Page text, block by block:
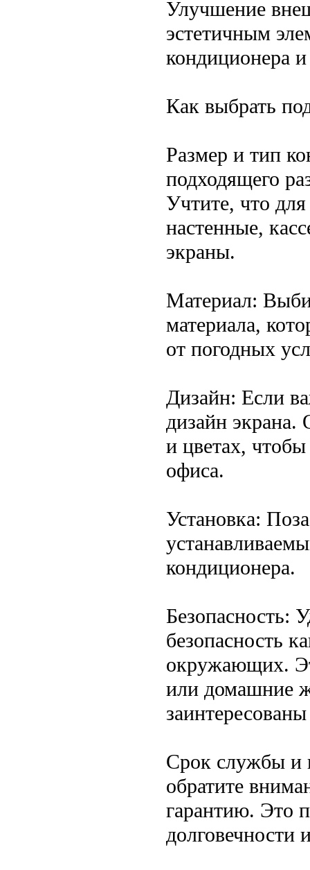
Улучшение
эстетичным
кондиционера
Как выбрать
Размер и тип
подходящего
Учтите, что
настенные,
экраны.
Материал:
материала,
от погодных
Дизайн: Если
дизайн
и цветах,
офиса.
Установка:
кондиционера.
Безопасность:
безопасность
окружающих.
или домашние
Срок службы и
обратите
гарантию. Это
долговечности